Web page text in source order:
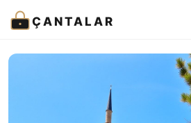
ÇANTALAR